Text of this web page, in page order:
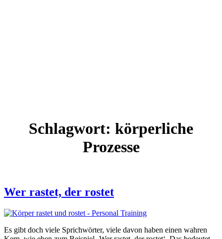
Schlagwort: körperliche
Prozesse
Wer rastet, der rostet
Es gibt doch viele Sprichwörter, viele davon haben einen wahren